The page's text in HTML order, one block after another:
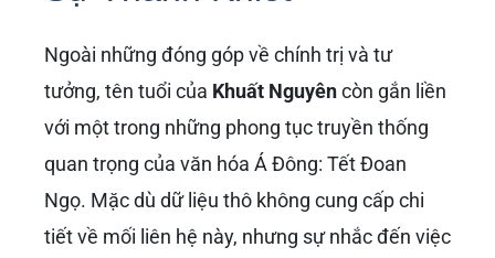
Ngoài những đóng góp về chính trị và tư
tưởng, tên tuổi của Khuất Nguyêncòn gắn liền
với một trong những phong tục truyền thống
quan trọng của văn hóa Á Đông: Tết Đoan
Ngọ. Mặc dù dữ liệu thô không cung cấp chi
tiết về mối liên hệ này, nhưng sự nhắc đến việc